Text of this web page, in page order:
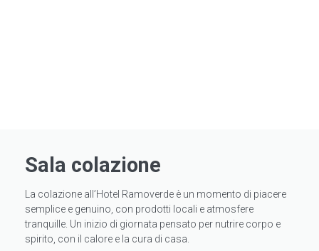
Sala colazione
La colazione all’Hotel Ramoverde è un momento di piacere
semplice e genuino, con prodotti locali e atmosfere
tranquille. Un inizio di giornata pensato per nutrire corpo e
spirito, con il calore e la cura di casa.